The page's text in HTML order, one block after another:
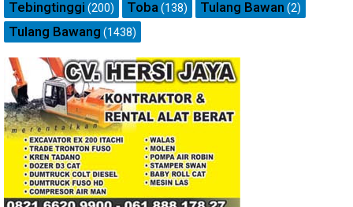
Tebingtinggi (200) Toba(138) Tulang Bawan (2)
Tulang Bawang (1438)